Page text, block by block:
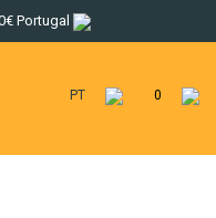
Portugal
PT 0